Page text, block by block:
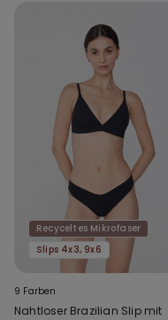
Recyceltes Mikrofaser
Slips 4x3, 9x6
9 Farben
Nahtloser Brazilian Slip mit